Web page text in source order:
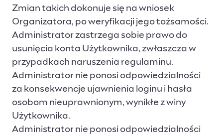
Zmian takich dokonuje się na wniosek
Organizatora, po weryfikacji jego tożsamości.
Administrator zastrzega sobie prawo do
usunięcia konta Użytkownika, zwłaszcza w
przypadkach naruszenia regulaminu.
Administrator nie ponosi odpowiedzialności
za konsekwencje ujawnienia loginu i hasła
osobom nieuprawnionym, wynikłe z winy
Użytkownika.
Administrator nie ponosi odpowiedzialności